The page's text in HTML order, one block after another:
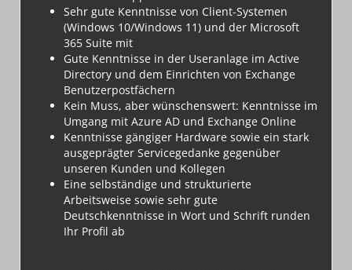
Sehr gute Kenntnisse von Client-Systemen
(Windows 10/Windows 11) und der Microsoft
365 Suite mit
Gute Kenntnisse in der Useranlage im Active
Directory und dem Einrichten von Exchange
Benutzerpostfächern
Kein Muss, aber wünschenswert: Kenntnisse im
Umgang mit Azure AD und Exchange Online
Kenntnisse gängiger Hardware sowie ein stark
ausgeprägter Servicegedanke gegenüber
unseren Kunden und Kollegen
Eine selbständige und strukturierte
Arbeitsweise sowie sehr gute
Deutschkenntnisse in Wort und Schrift runden
Ihr Profil ab